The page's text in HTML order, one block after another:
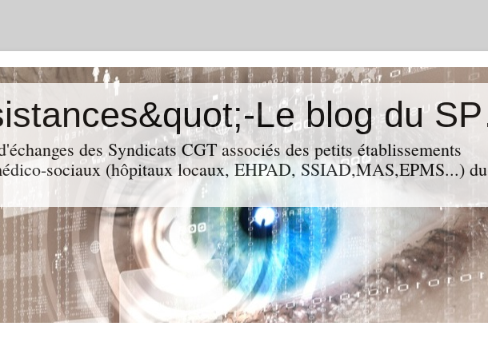
des Syndicats CGT associés des petits établissements
sociaux (hôpitaux locaux, EHPAD, SSIAD,MAS,EPMS...) du